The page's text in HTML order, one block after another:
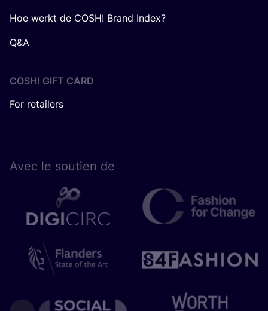
Hoe werkt de COSH! Brand Index?
Q&A
COSH! GIFT CARD
For retailers
Avec le sou­tien de